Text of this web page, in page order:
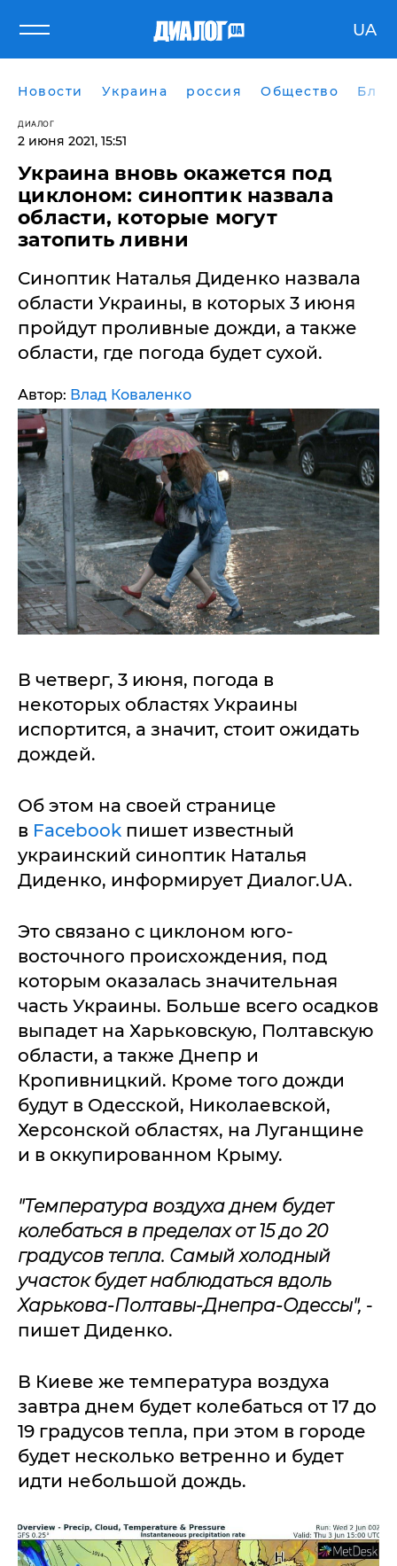
UA
Новости Украина россия Общество
ДИАЛОГ
2 июня 2021, 15:51
Украина вновь окажется под
циклоном: синоптик назвала
области, которые могут
затопить ливни
Синоптик Наталья Диденко назвала
области Украины, в которых 3 июня
пройдут проливные дожди, а также
области, где погода будет сухой.
Автор: Влад Коваленко
В четверг, 3 июня, погода в
некоторых областях Украины
испортится, а значит, стоит ожидать
дождей.
Об этом на своей странице
в Facebook пишет известный
украинский синоптик Наталья
Диденко, информирует Диалог.UA.
Это связано с циклоном юго-
восточного происхождения, под
которым оказалась значительная
часть Украины. Больше всего осадков
выпадет на Харьковскую, Полтавскую
области, а также Днепр и
Кропивницкий. Кроме того дожди
будут в Одесской, Николаевской,
Херсонской областях, на Луганщине
и в оккупированном Крыму.
"Температура воздуха днем будет
колебаться в пределах от 15 до 20
градусов тепла. Самый холодный
участок будет наблюдаться вдоль
Харькова-Полтавы-Днепра-Одессы", -
пишет Диденко.
В Киеве же температура воздуха
завтра днем будет колебаться от 17 до
19 градусов тепла, при этом в городе
будет несколько ветренно и будет
идти небольшой дождь.